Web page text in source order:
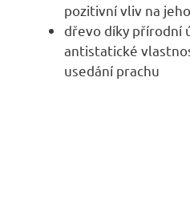
pozitivní vliv na
dřevo díky přírodní
antistatické
usedání prachu